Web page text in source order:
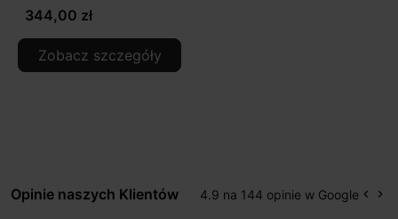
344,00 zł
Zobacz szczegóły
Opinie naszych Klientów 4.9 na 144 opinie w Google keyboard_arrow_left keyboard_arrow_right